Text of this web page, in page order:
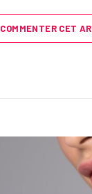
COMMENTER CET